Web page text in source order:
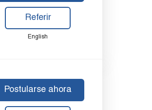
Referir
English
Postularse ahora